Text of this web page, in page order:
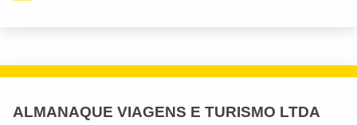
ALMANAQUE VIAGENS E TURISMO LTDA